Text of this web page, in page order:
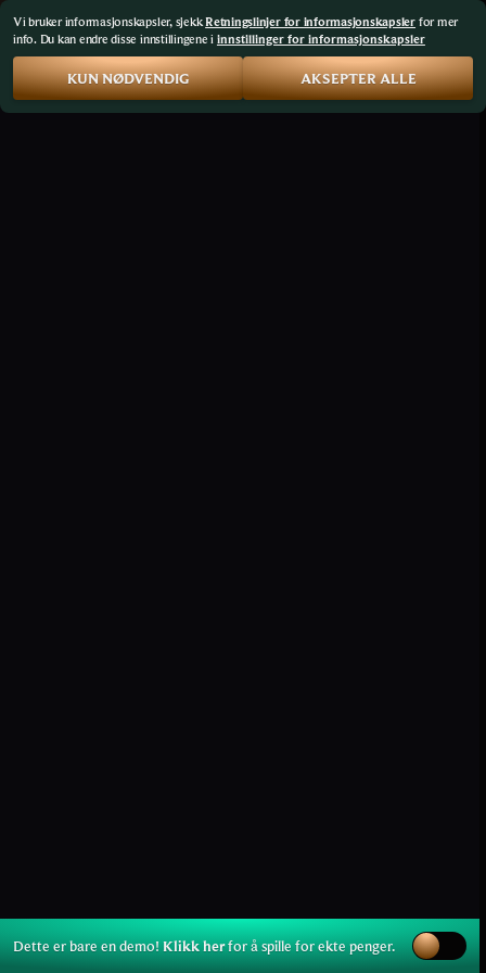
Dette er bare en demo!Klikk herfor å spille for ekte penger.
Vi bruker informasjonskapsler, sjekkRetningslinjer for informasjonskapsler for mer
info. Du kan endre disse innstillingene i innstillinger for informasjonskapsler
KUN NØDVENDIG AKSEPTER ALLE